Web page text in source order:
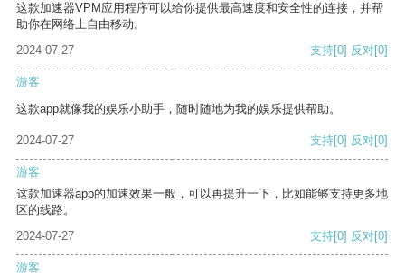
这款加速器VPM应用程序可以给你提供最高速度和安全性的连接，并帮
助你在网络上自由移动。
2024-07-27
支持[0] 反对[0]
游客
这款app就像我的娱乐小助手，随时随地为我的娱乐提供帮助。
2024-07-27 支持[0] 反对[0]
游客
这款加速器app的加速效果一般，可以再提升一下，比如能够支持更多地
区的线路。
2024-07-27
支持[0] 反对[0]
游客